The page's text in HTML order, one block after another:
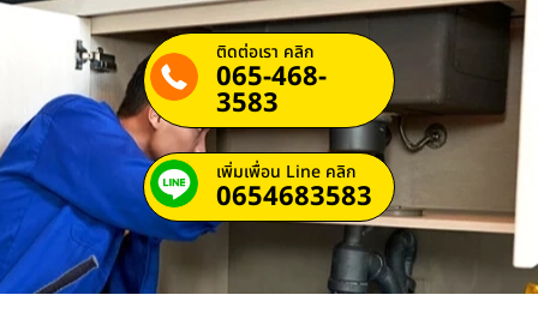
ติดต่อเรา คลิก
065-468-
3583
เพิ่มเพื่อน Line คลิก
0654683583